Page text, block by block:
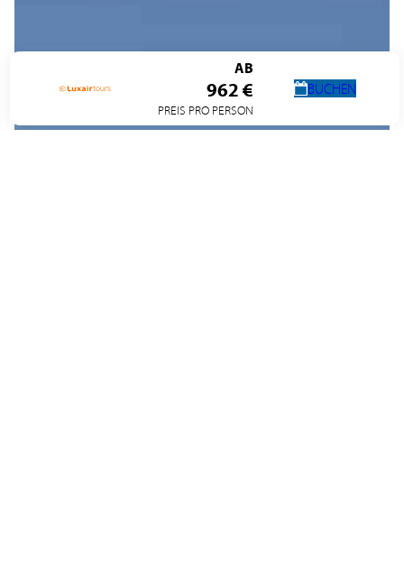
AB
962 €
PREIS PRO PERSON
BUCHEN